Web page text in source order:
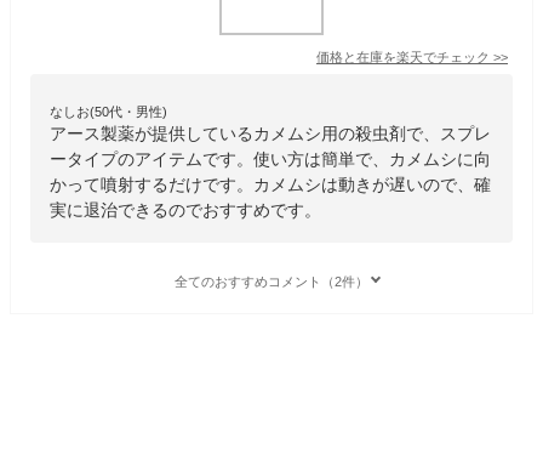
価格と在庫を楽天でチェック >>
なしお(50代・男性)
アース製薬が提供しているカメムシ用の殺虫剤で、スプレ
ータイプのアイテムです。使い方は簡単で、カメムシに向
かって噴射するだけです。カメムシは動きが遅いので、確
実に退治できるのでおすすめです。
全てのおすすめコメント（2件）